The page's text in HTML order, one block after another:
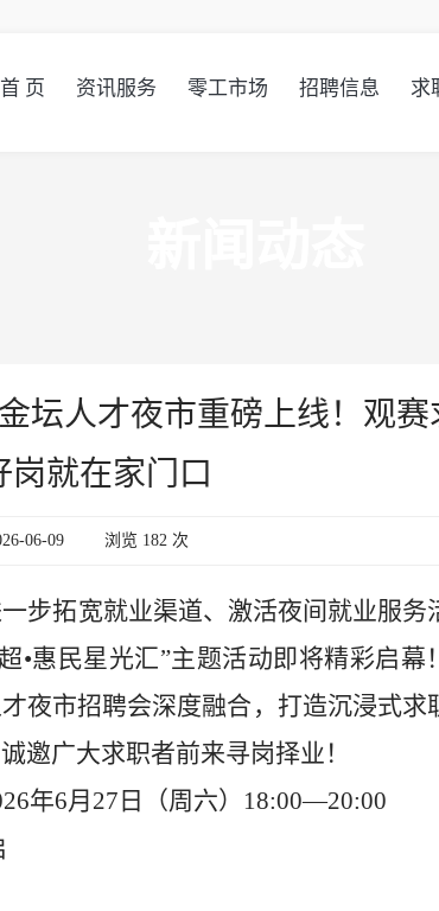
首 页 资讯服务 零工市场 招聘信息 求
坛人才夜市重磅上线！观
岗就在家门口
06-09 浏览 182 次
步拓宽就业渠道、激活夜间就业服务
•惠民星光汇”主题活动即将精彩启幕
夜市招聘会深度融合，打造沉浸式求
邀广大求职者前来寻岗择业！
年6月27 日（周六） 18:00—20:00